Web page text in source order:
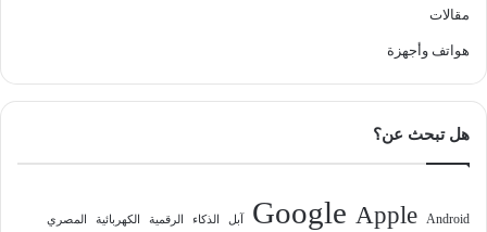
مقالات
هواتف وأجهزة
هل تبحث عن؟
Android
Apple
Google آبل الذكاء الرقمية الكهربائية المصري